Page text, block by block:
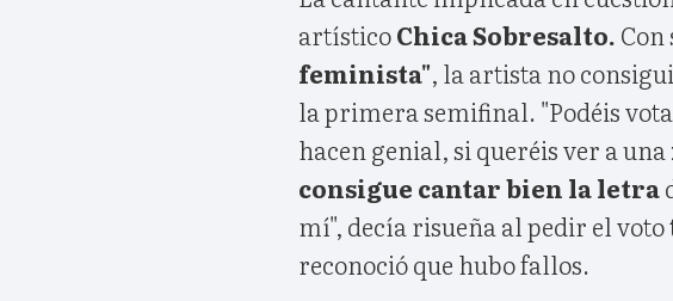
artísticoChica Sobresalto. Con
feminista", la artista no
la primera semifinal. "Podéis
hacen genial, si queréis ver a una
consigue cantar bien la letra
mí", decía risueña al pedir el
reconoció que hubo fallos.